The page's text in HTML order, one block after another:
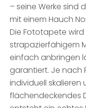
– seine Werke sind
mit einem Hauch
Die Fototapete
strapazierfähigem
einfach anbringen
garantiert. Je nach
individuell skalieren
flächendeckendes